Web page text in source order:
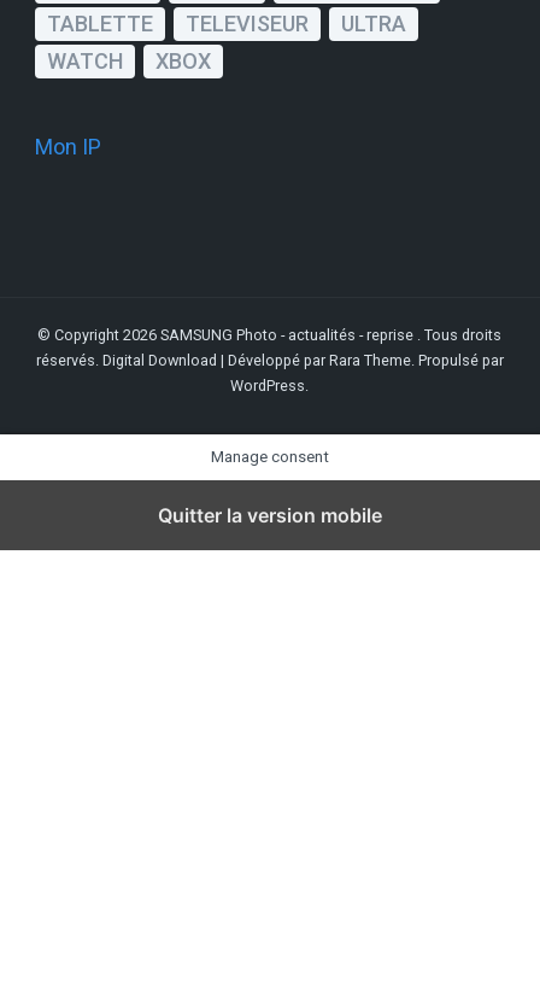
TABLETTE
TELEVISEUR
ULTRA
WATCH
XBOX
Mon IP
© Copyright 2026SAMSUNG Photo - actualités - reprise . Tous droits
réservés. Digital Download | Développé par Rara Theme . Propulsé par
WordPress
Manage consent
Quitter la version mobile